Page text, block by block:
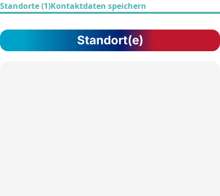
Standorte (1)Kontaktdaten speichern
Standort(e)